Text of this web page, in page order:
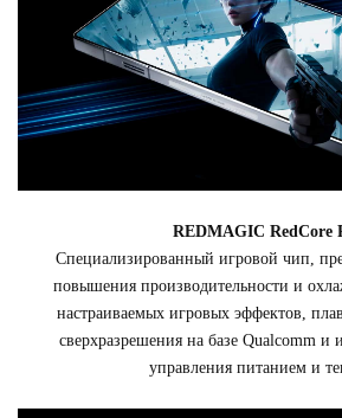
REDMAGIC RedCore
Специализированный игровой чип,
повышения производительности и
настраиваемых игровых эффектов,
сверхразрешения на базе Qualcomm и
управления питанием и